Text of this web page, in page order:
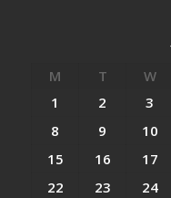
M T W
1
2 3
8
9 10
15
16 17
22
23 24